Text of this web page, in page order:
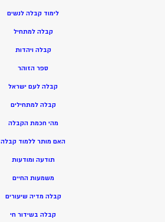
לימוד קבלה לנשים
קבלה למתחיל
קבלה ויהדות
ספר הזוהר
קבלה לעם ישראל
קבלה למתחילים
מהי חכמת הקבלה
האם מותר ללמוד קבלה
תודעה ומודעות
משמעות החיים
קבלה מדיה שיעורים
קבלה בשידור חי